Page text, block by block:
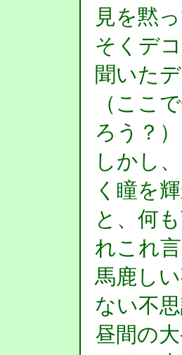
見を黙
そくデ
聞いた
（ここ
ろう？）
しかし
く瞳を
と、何
れこれ
馬鹿し
ない不
昼間の